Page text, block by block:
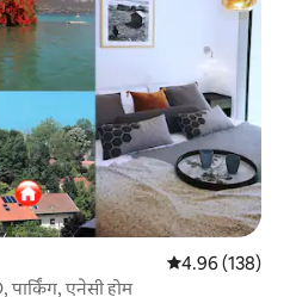
औसत रेटिंग 5 में से
4.96 (138)
एनेसी होम